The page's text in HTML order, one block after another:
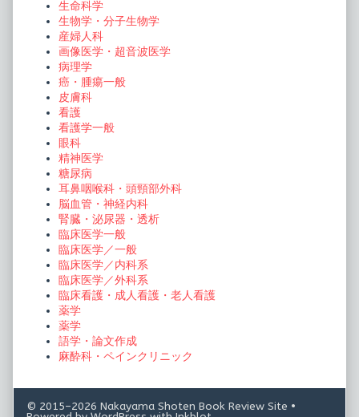
生命科学
生物学・分子生物学
産婦人科
画像医学・超音波医学
病理学
癌・腫瘍一般
皮膚科
看護
看護学一般
眼科
精神医学
糖尿病
耳鼻咽喉科・頭頸部外科
脳血管・神経内科
腎臓・泌尿器・透析
臨床医学一般
臨床医学／一般
臨床医学／内科系
臨床医学／外科系
臨床看護・成人看護・老人看護
薬学
薬学
語学・論文作成
麻酔科・ペインクリニック
© 2015–2026 Nakayama Shoten Book Review Site •